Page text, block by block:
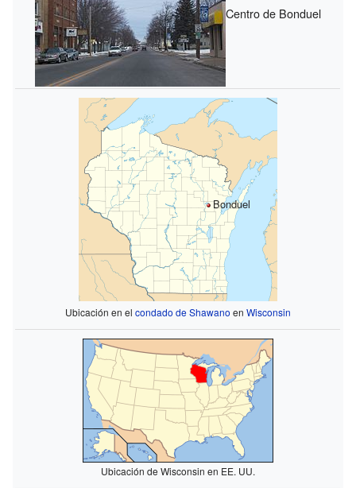
Centro de Bonduel
Bonduel
Ubicación en el condado de Shawano en Wisconsin
Ubicación de Wisconsin en EE. UU.